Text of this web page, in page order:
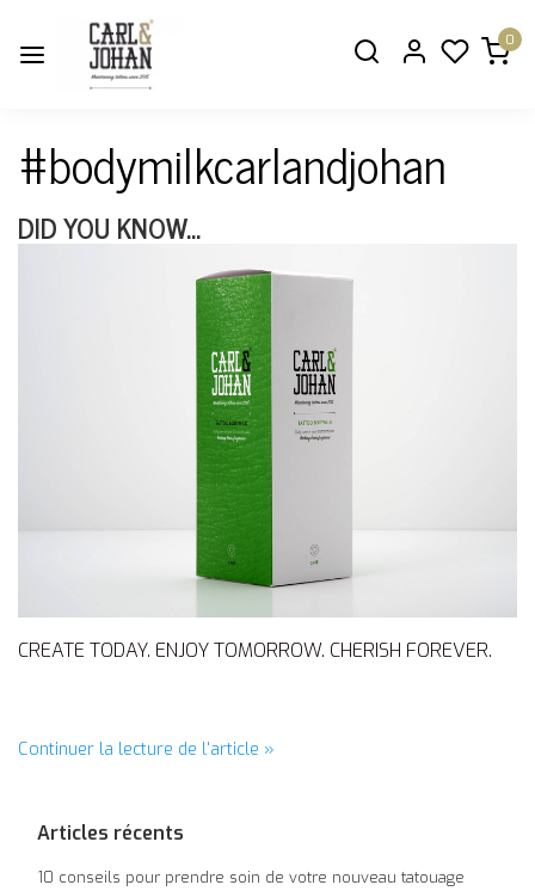
0
#bodymilkcarlandjohan
DID YOU KNOW...
CREATE TODAY. ENJOY TOMORROW. CHERISH FOREVER.
Continuer la lecture de l'article »
Articles récents
10 conseils pour prendre soin de votre nouveau tatouage